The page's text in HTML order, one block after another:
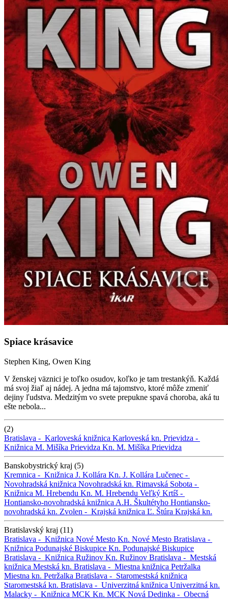
Spiace krásavice
Stephen King, Owen King
V ženskej väznici je toľko osudov, koľko je tam trestankýň. Každá
má svoj žiaľ aj nádej. A jedna má tajomstvo, ktoré môže zmeniť
dejiny ľudstva. Medzitým vo svete prepukne spavá choroba, aká tu
ešte nebola...
(2)
Bratislava - Karloveská knižnica Karloveská kn. Prievidza -
Knižnica M. Mišíka Prievidza Kn. M. Mišíka Prievidza
Banskobystrický kraj (5)
Kremnica - Knižnica J. Kollára Kn. J. Kollára Lučenec -
Novohradská knižnica Novohradská kn. Rimavská Sobota -
Knižnica M. Hrebendu Kn. M. Hrebendu Veľký Krtíš -
Hontiansko-novohradská knižnica A.H. Škultétyho Hontiansko-
novohradská kn. Zvolen - Krajská knižnica Ľ. Štúra Krajská kn.
Bratislavský kraj (11)
Bratislava - Knižnica Nové Mesto Kn. Nové Mesto Bratislava -
Knižnica Podunajské Biskupice Kn. Podunajské Biskupice
Bratislava - Knižnica Ružinov Kn. Ružinov Bratislava - Mestská
knižnica Mestská kn. Bratislava - Miestna knižnica Petržalka
Miestna kn. Petržalka Bratislava - Staromestská knižnica
Staromestská kn. Bratislava - Univerzitná knižnica Univerzitná kn.
Malacky - Knižnica MCK Kn. MCK Nová Dedinka - Obecná